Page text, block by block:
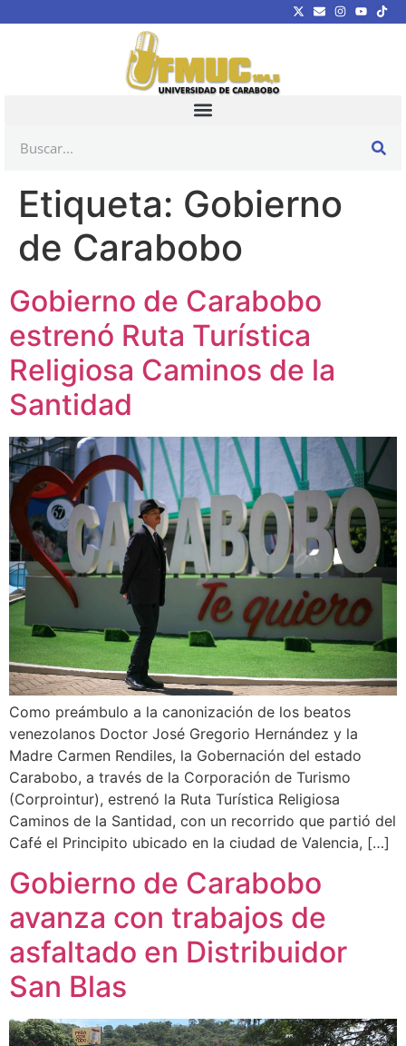
Etiqueta: Gobierno
de Carabobo
Gobierno de Carabobo
estrenó Ruta Turística
Religiosa Caminos de la
Santidad
Como preámbulo a la canonización de los beatos
venezolanos Doctor José Gregorio Hernández y la
Madre Carmen Rendiles, la Gobernación del estado
Carabobo, a través de la Corporación de Turismo
(Corprointur), estrenó la Ruta Turística Religiosa
Caminos de la Santidad, con un recorrido que partió del
Café el Principito ubicado en la ciudad de Valencia, […]
Gobierno de Carabobo
avanza con trabajos de
asfaltado en Distribuidor
San Blas